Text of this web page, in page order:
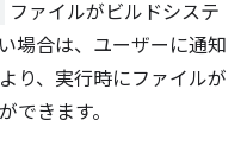
ファイルがビルドシステ
場合は、ユーザーに通知
り、実行時にファイルが
できます。